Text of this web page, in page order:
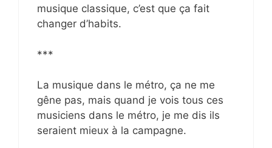
musique classique, c’est que ça fait
changer d’habits.
***
La musique dans le métro, ça ne me
gêne pas, mais quand je vois tous ces
musiciens dans le métro, je me dis ils
seraient mieux à la campagne.